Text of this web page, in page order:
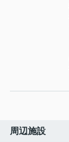
周辺施設